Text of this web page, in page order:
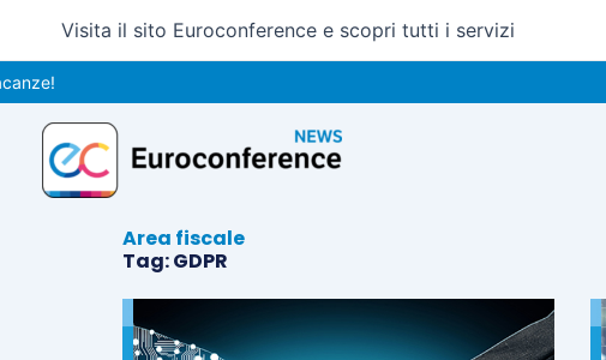
contenuto
Visita il sito Euroconference e scopri tutti i servizi
Area fiscale
Tag: GDPR